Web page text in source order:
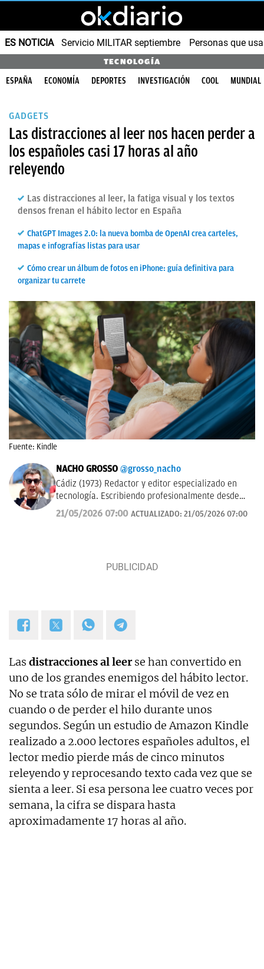
ES NOTICIA Servicio MILITAR septiembre Personas que
TECNOLOGÍA
ESPAÑA ECONOMÍA DEPORTES INVESTIGACIÓN COOL MUNDIAL
GADGETS
Las distracciones al leer nos hacen perder a
los españoles casi 17 horas al año
releyendo
Las distracciones al leer, la fatiga visual y los textos
densos frenan el hábito lector en España
ChatGPT Images 2.0: la nueva bomba de OpenAI crea carteles,
mapas e infografías listas para usar
Cómo crear un álbum de fotos en iPhone: guía definitiva para
organizar tu carrete
Fuente: Kindle
NACHO GROSSO @grosso_nacho
Cádiz (1973) Redactor y editor especializado en
tecnología. Escribiendo profesionalmente desde
2017 para medios de difusión y blogs en español.
21/05/2026 07:00 ACTUALIZADO: 21/05/2026 07:00
Las distracciones al leerse han convertido en
uno de los grandes enemigos del hábito lector.
No se trata sólo de mirar el móvil de vez en
cuando o de perder el hilo durante unos
segundos. Según un estudio de Amazon Kindle
realizado a 2.000 lectores españoles adultos, el
lector medio pierde más de cinco minutos
releyendo y reprocesando texto cada vez que se
sienta a leer. Si esa persona lee cuatro veces por
semana, la cifra se dispara hasta
aproximadamente 17 horas al año.